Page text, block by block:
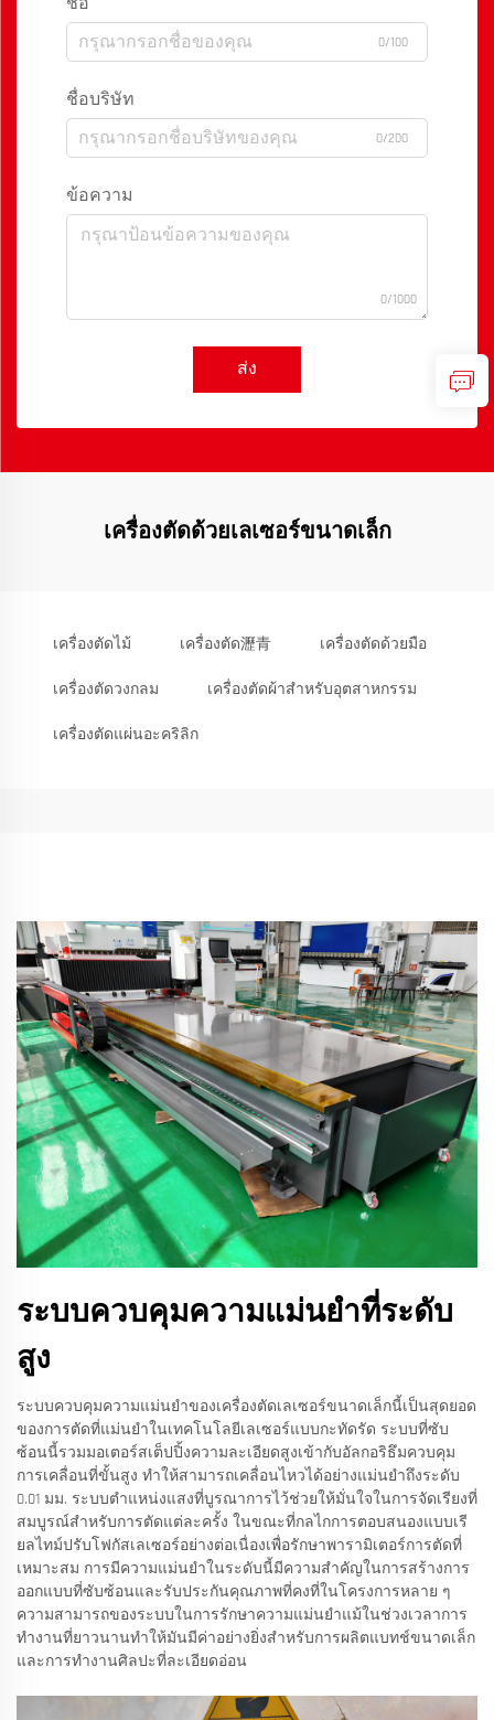
0/100
ชื่อบริษัท
0/200
ข้อความ
0/1000
ส่ง
เครื่องตัดด้วยเลเซอร์ขนาดเล็ก
เครื่องตัดไม้ เครื่องตัด瀝青 เครื่องตัดด้วยมือ
เครื่องตัดวงกลม เครื่องตัดผ้าสำหรับอุตสาหกรรม
เครื่องตัดแผ่นอะคริลิก
ระบบควบคุมความแม่นยําที่ระดับ
สูง
ระบบควบคุมความแม่นยำของเครื่องตัดเลเซอร์ขนาดเล็กนี้เป็นสุดยอด
ของการตัดที่แม่นยำในเทคโนโลยีเลเซอร์แบบกะทัดรัด ระบบที่ซับ
ซ้อนนี้รวมมอเตอร์สเต็ปปิ้งความละเอียดสูงเข้ากับอัลกอริธึมควบคุม
การเคลื่อนที่ขั้นสูง ทำให้สามารถเคลื่อนไหวได้อย่างแม่นยำถึงระดับ
0.01 มม. ระบบตำแหน่งแสงที่บูรณาการไว้ช่วยให้มั่นใจในการจัดเรียงที่
สมบูรณ์สำหรับการตัดแต่ละครั้ง ในขณะที่กลไกการตอบสนองแบบเรี
ยลไทม์ปรับโฟกัสเลเซอร์อย่างต่อเนื่องเพื่อรักษาพารามิเตอร์การตัดที่
เหมาะสม การมีความแม่นยำในระดับนี้มีความสำคัญในการสร้างการ
ออกแบบที่ซับซ้อนและรับประกันคุณภาพที่คงที่ในโครงการหลาย ๆ
ความสามารถของระบบในการรักษาความแม่นยำแม้ในช่วงเวลาการ
ทำงานที่ยาวนานทำให้มันมีค่าอย่างยิ่งสำหรับการผลิตแบทช์ขนาดเล็ก
และการทำงานศิลปะที่ละเอียดอ่อน